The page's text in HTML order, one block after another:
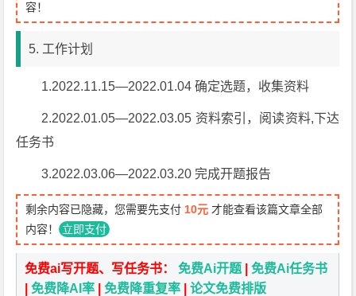
容！
5. 工作计划
1.2022.11.15—2022.01.04 确定选题，收集资料
2.2022.01.05—2022.03.05 资料索引，阅读资料,下达
任务书
3.2022.03.06—2022.03.20 完成开题报告
剩余内容已隐藏，您需要先支付 10元 才能查看该篇文章全部
内容！ 立即支付
免费ai写开题、写任务书：免费Ai开题 |免费Ai任务书
|免费降AI率 |免费降重复率 |论文免费排版